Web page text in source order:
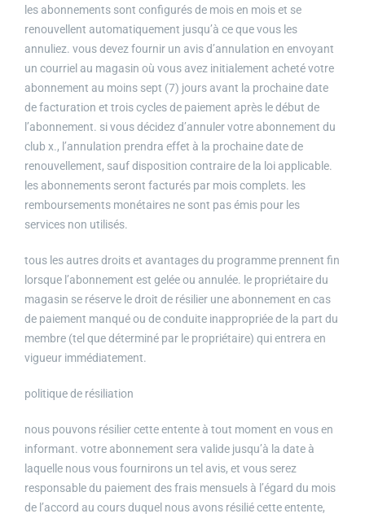
les abonnements sont configurés de mois en mois et se
renouvellent automatiquement jusqu’à ce que vous les
annuliez. vous devez fournir un avis d’annulation en envoyant
un courriel au magasin où vous avez initialement acheté votre
abonnement au moins sept (7) jours avant la prochaine date
de facturation et trois cycles de paiement après le début de
l’abonnement. si vous décidez d’annuler votre abonnement du
club x., l’annulation prendra effet à la prochaine date de
renouvellement, sauf disposition contraire de la loi applicable.
les abonnements seront facturés par mois complets. les
remboursements monétaires ne sont pas émis pour les
services non utilisés.
tous les autres droits et avantages du programme prennent fin
lorsque l’abonnement est gelée ou annulée. le propriétaire du
magasin se réserve le droit de résilier une abonnement en cas
de paiement manqué ou de conduite inappropriée de la part du
membre (tel que déterminé par le propriétaire) qui entrera en
vigueur immédiatement.
politique de résiliation
nous pouvons résilier cette entente à tout moment en vous en
informant. votre abonnement sera valide jusqu’à la date à
laquelle nous vous fournirons un tel avis, et vous serez
responsable du paiement des frais mensuels à l’égard du mois
de l’accord au cours duquel nous avons résilié cette entente,